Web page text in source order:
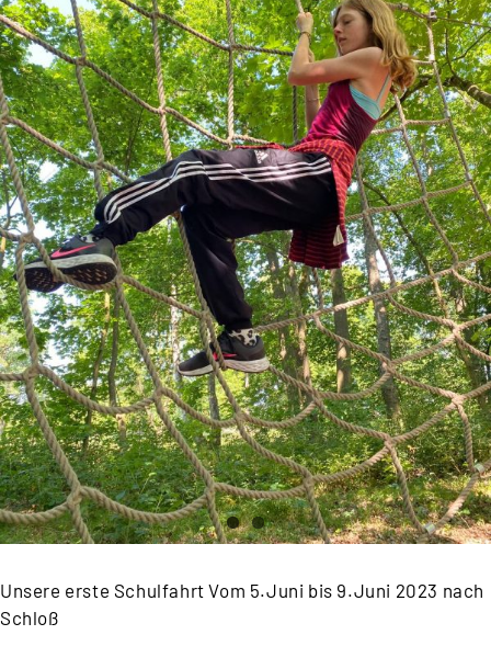
Unsere erste Schulfahrt Vom 5.Juni bis 9.Juni 2023 nach
Schloß